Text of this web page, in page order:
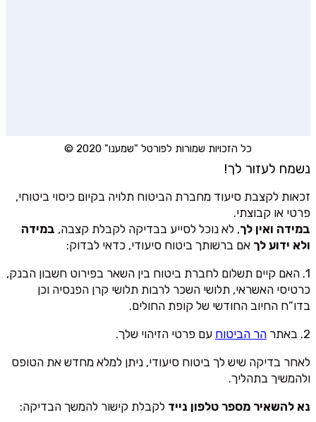
כל הזכויות שמורות לפורטל "שמענו" 2020 ©
נשמח לעזור לך!
זכאות לקצבת סיעוד מחברת הביטוח תלויה בקיום כיסוי ביטוחי,
פרטי או קבוצתי.
במידה ואין לך, לא נוכל לסייע בבדיקה לקבלת קצבה, במידה
ולא ידוע לך אם ברשותך ביטוח סיעודי, כדאי לבדוק:
1. האם קיים תשלום לחברת ביטוח בין השאר בפירוט חשבון הבנק,
כרטיסי האשראי, תלושי השכר לרבות תלושי קרן הפנסיה וכן
בדו”ח החיוב החודשי של קופת החולים.
2. באתר
הר הביטוח עם פרטי הזיהוי שלך.
לאחר בדיקה שיש לך ביטוח סיעודי, ניתן למלא מחדש את הטופס
ולהמשיך בתהליך.
נא להשאיר מספר טלפון נייד לקבלת קישור להמשך הבדיקה: